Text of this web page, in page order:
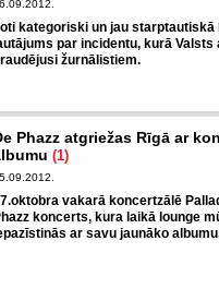
kategoriski un jau starptautiskā
par incidentu, kurā
žurnālistiem.
Phazz atgriežas Rīgā ar
(1)
vakarā koncertzālē
koncerts, kura laikā lounge
ar savu jaunāko